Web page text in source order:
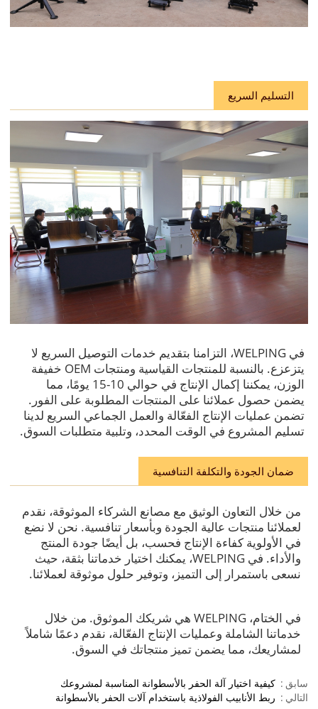
التسليم السريع
في WELPING، التزامنا بتقديم خدمات التوصيل السريع لا
يتزعزع. بالنسبة للمنتجات القياسية ومنتجات OEM خفيفة
الوزن، يمكننا إكمال الإنتاج في حوالي 10-15 يومًا، مما
يضمن حصول عملائنا على المنتجات المطلوبة على الفور.
تضمن عمليات الإنتاج الفعّالة والعمل الجماعي السريع لدينا
تسليم المشروع في الوقت المحدد، وتلبية متطلبات السوق.
ضمان الجودة والتكلفة التنافسية
من خلال التعاون الوثيق مع مصانع الشركاء الموثوقة، نقدم
لعملائنا منتجات عالية الجودة وبأسعار تنافسية. نحن لا نضع
في الأولوية كفاءة الإنتاج فحسب، بل أيضًا جودة المنتج
والأداء. في WELPING، يمكنك اختيار خدماتنا بثقة، حيث
نسعى باستمرار إلى التميز، وتوفير حلول موثوقة لعملائنا.
في الختام، WELPING هي شريكك الموثوق. من خلال
خدماتنا الشاملة وعمليات الإنتاج الفعّالة، نقدم دعمًا شاملاً
لمشاريعك، مما يضمن تميز منتجاتك في السوق.
سابق
كيفية اختيار آلة الحفر بالأسطوانة المناسبة لمشروعك
التالي
ربط الأنابيب الفولاذية باستخدام آلات الحفر بالأسطوانة